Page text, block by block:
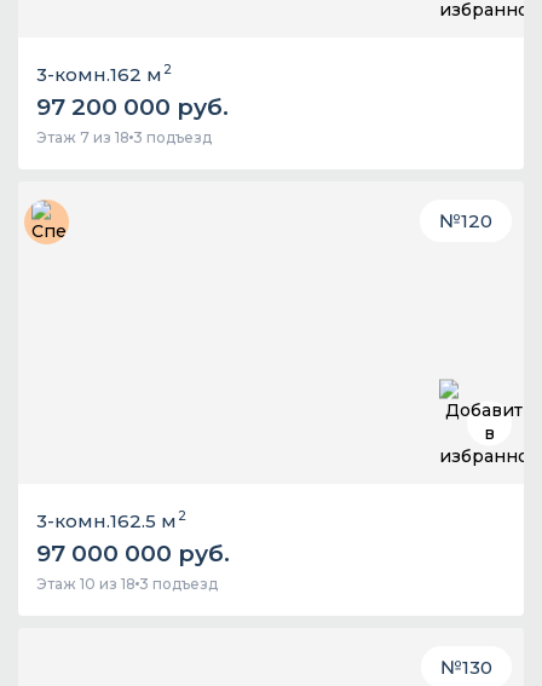
3-комн.162 м 2
97 200 000 руб.
Этаж 7 из 18 3 подъезд
№120
3-комн.162.5 м 2
97 000 000 руб.
Этаж 10 из 18 3 подъезд
№130